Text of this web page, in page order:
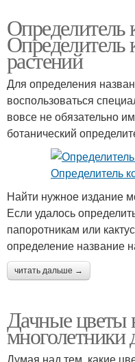
Определитель
Определитель
растений
Для определения
воспользоваться
вовсе не обязательно
ботанический
Найти нужное издание
Если удалось
папоротникам или
определение название
читать дальше →
Дачные цветы
многолетники